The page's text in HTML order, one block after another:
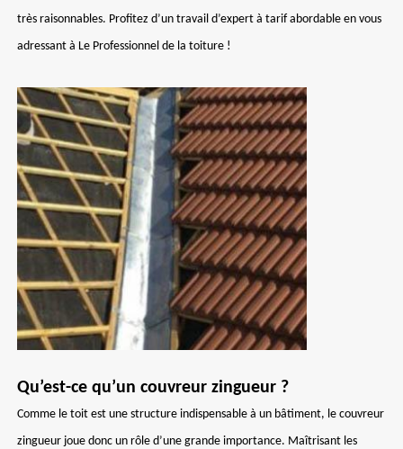
très raisonnables. Profitez d’un travail d’expert à tarif abordable en vous
adressant à Le Professionnel de la toiture !
Qu’est-ce qu’un couvreur zingueur ?
Comme le toit est une structure indispensable à un bâtiment, le couvreur
zingueur joue donc un rôle d’une grande importance. Maîtrisant les